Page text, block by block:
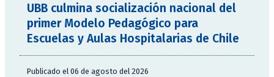
UBB culmina socialización nacional del
primer Modelo Pedagógico para
Escuelas y Aulas Hospitalarias de Chile
Publicado el 06 de agosto del 2026